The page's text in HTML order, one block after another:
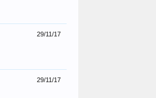
29/11/17
29/11/17